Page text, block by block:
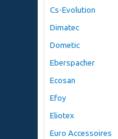
Cs-Evolution
Dimatec
Dometic
Eberspacher
Ecosan
Efoy
Eliotex
Euro Accessoires